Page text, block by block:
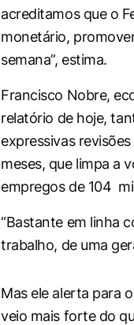
acreditamos que o
monetário,
semana”, estima.
Francisco Nobre,
relatório de hoje,
expressivas
meses, que limpa a
empregos de 104
“Bastante em linha
trabalho, de uma
Mas ele alerta para
veio mais forte do